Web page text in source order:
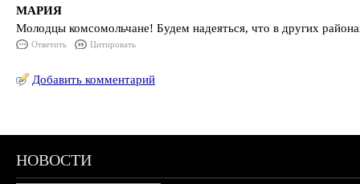
МАРИЯ
Молодцы комсомольчане! Будем надеяться, что в других
Ответить Цитировать
Добавить комментарий
НОВОСТИ